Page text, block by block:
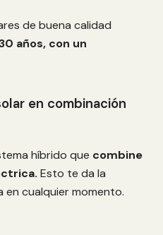
de buena calidad
años, con un
en combinación
híbrido que combine
Esto te da la
en cualquier momento.